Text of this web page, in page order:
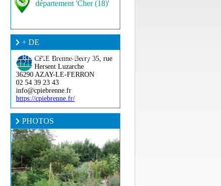
département 'Cher (18)'
+ DE
RENSEIGNEMENT ?
CPIE Brenne-Berry 35, rue
Hersent Luzarche
36290 AZAY-LE-FERRON
02 54 39 23 43
info@cpiebrenne.fr
https://cpiebrenne.fr/
PHOTOS